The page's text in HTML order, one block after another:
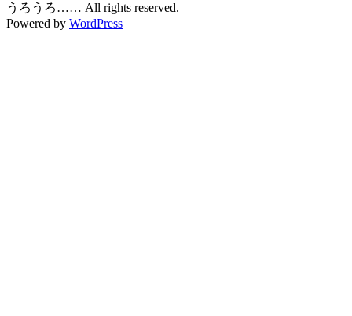
うろうろ…… All rights reserved.
Powered by WordPress